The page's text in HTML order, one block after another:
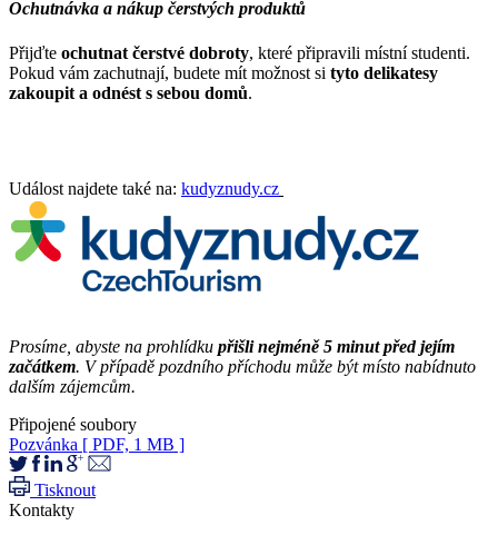
Ochutnávka a nákup čerstvých produktů
Přijďte ochutnat čerstvé dobroty, které připravili místní studenti.
Pokud vám zachutnají, budete mít možnost si tyto delikatesy
zakoupit a odnést s sebou domů.
Událost najdete také na: kudyznudy.cz
Prosíme, abyste na prohlídku přišli nejméně 5 minut před jejím
začátkem. V případě pozdního příchodu může být místo nabídnuto
dalším zájemcům.
Připojené soubory
Pozvánka [ PDF, 1 MB ]
Tisknout
Kontakty